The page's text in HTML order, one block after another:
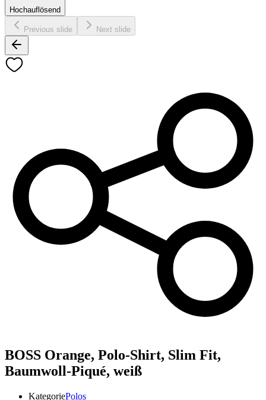
Hochauflösend
Previous slide Next slide
BOSS Orange, Polo-Shirt, Slim Fit,
Baumwoll-Piqué, weiß
KategoriePolos